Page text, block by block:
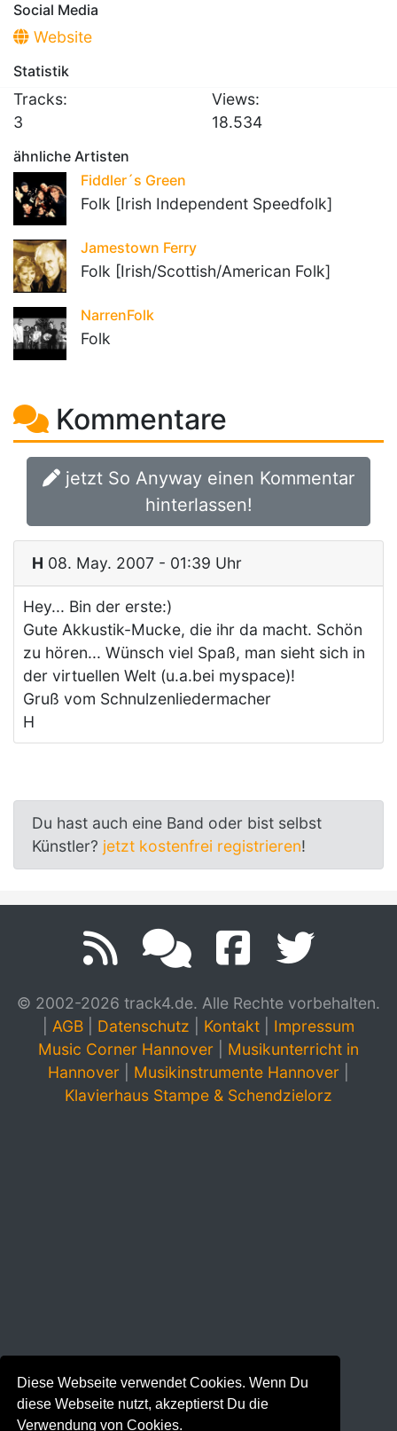
Diese Webseite verwendet Cookies. Wenn Du
diese Webseite nutzt, akzeptierst Du die
Verwendung von Cookies.
Social Media
Website
Statistik
Tracks:
3
Views:
18.534
ähnliche Artisten
Fiddler´s Green
Folk [Irish Independent Speedfolk]
Jamestown Ferry
Folk [Irish/Scottish/American Folk]
NarrenFolk
Folk
Kommentare
jetzt So Anyway einen Kommentar
hinterlassen!
H 08. May. 2007 - 01:39 Uhr
Hey... Bin der erste:)
Gute Akkustik-Mucke, die ihr da macht. Schön
zu hören... Wünsch viel Spaß, man sieht sich in
der virtuellen Welt (u.a.bei myspace)!
Gruß vom Schnulzenliedermacher
H
Du hast auch eine Band oder bist selbst
Künstler? jetzt kostenfrei registrieren!
© 2002-2026 track4.de. Alle Rechte vorbehalten.
AGB Datenschutz Kontakt
Impressum
Music Corner Hannover
Musikunterricht in
Hannover
Musikinstrumente Hannover
Klavierhaus Stampe & Schendzielorz